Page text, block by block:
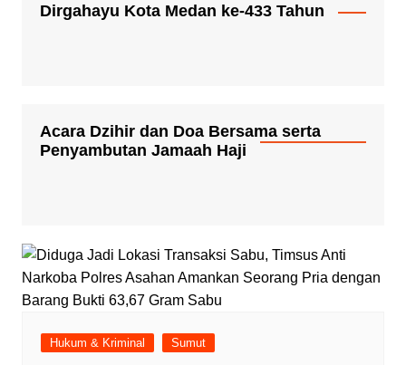
Dirgahayu Kota Medan ke-433 Tahun
Acara Dzihir dan Doa Bersama serta
Penyambutan Jamaah Haji
Hukum & Kriminal Sumut